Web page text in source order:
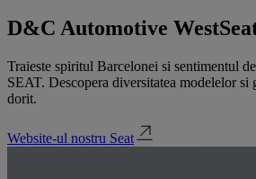
D&C Automotive West
Traieste spiritul Barcelonei si sentimentul
SEAT. Descopera diversitatea modelelor si
dorit.
Website-ul nostru Seat